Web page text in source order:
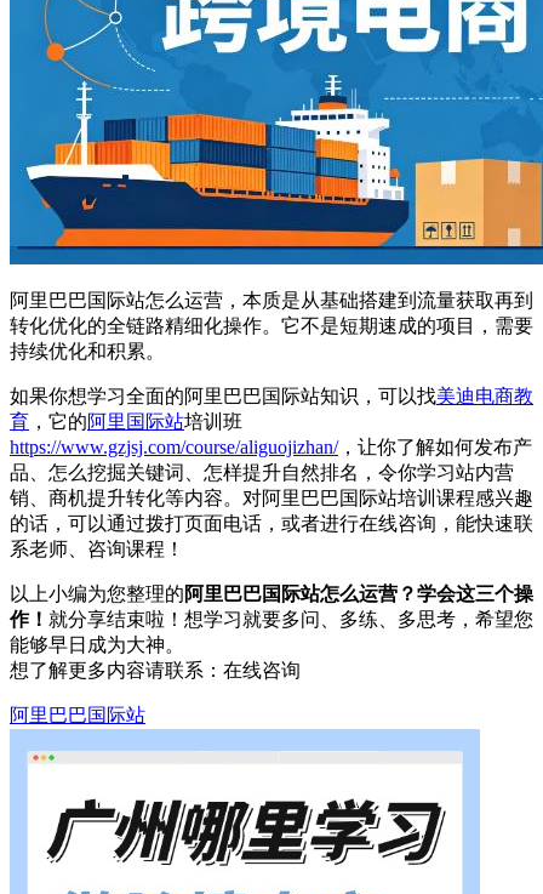
阿里巴巴国际站怎么运营，本质是从基础搭建到流量获取再到
转化优化的全链路精细化操作。它不是短期速成的项目，需要
持续优化和积累。
如果你想学习全面的阿里巴巴国际站知识，可以找美迪电商教
育 ，它的阿里国际站培训班
https://www.gzjsj.com/course/aliguojizhan/，让你了解如何发布产
品、怎么挖掘关键词、怎样提升自然排名，令你学习站内营
销、商机提升转化等内容。对阿里巴巴国际站培训课程感兴趣
的话，可以通过拨打页面电话，或者进行在线咨询，能快速联
系老师、咨询课程！
以上小编为您整理的阿里巴巴国际站怎么运营？学会这三个操
作！ 就分享结束啦！想学习就要多问、多练、多思考，希望您
能够早日成为大神。
想了解更多内容请联系： 在线咨询
阿里巴巴国际站